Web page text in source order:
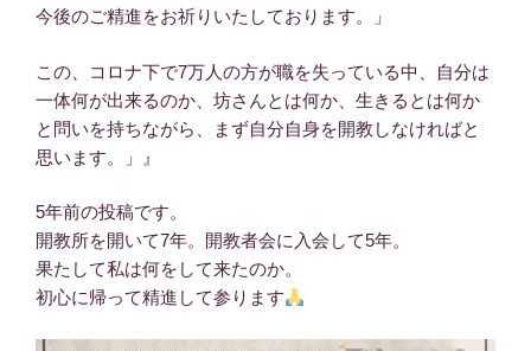
今後のご精進をお祈りいたしております。」
この、コロナ下で7万人の方が職を失っている中、自分は
一体何が出来るのか、坊さんとは何か、生きるとは何か
と問いを持ちながら、まず自分自身を開教しなければと
思います。」』
5年前の投稿です。
開教所を開いて7年。開教者会に入会して5年。
果たして私は何をして来たのか。
初心に帰って精進して参ります